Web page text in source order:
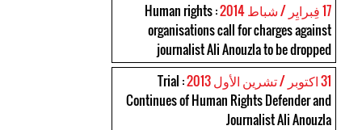
17 فِبرايِر / شباط 2014
: Human rights
organisations call for charges against
journalist Ali Anouzla to be dropped
31 اكتوبر / تشرين الأول 2013
: Trial
Continues of Human Rights Defender and
Journalist Ali Anouzla